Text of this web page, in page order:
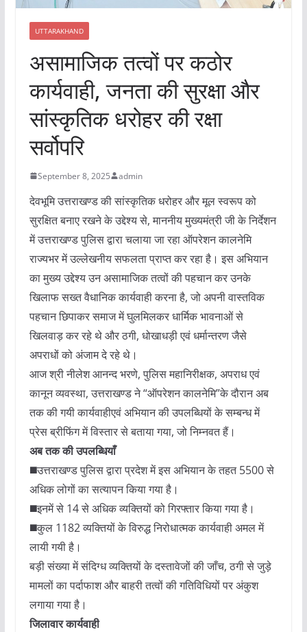
UTTARAKHAND
असामाजिक तत्वों पर कठोर
कार्यवाही, जनता की सुरक्षा और
सांस्कृतिक धरोहर की रक्षा
सर्वोपरि
September 8, 2025 admin
देवभूमि उत्तराखण्ड की सांस्कृतिक धरोहर और मूल स्वरूप को
सुरक्षित बनाए रखने के उद्देश्य से, माननीय मुख्यमंत्री जी के निर्देशन
में उत्तराखण्ड पुलिस द्वारा चलाया जा रहा ऑपरेशन कालनेमि
राज्यभर में उल्लेखनीय सफलता प्राप्त कर रहा है। इस अभियान
का मुख्य उद्देश्य उन असामाजिक तत्वों की पहचान कर उनके
खिलाफ सख्त वैधानिक कार्यवाही करना है, जो अपनी वास्तविक
पहचान छिपाकर समाज में घुलमिलकर धार्मिक भावनाओं से
खिलवाड़ कर रहे थे और ठगी, धोखाधड़ी एवं धर्मान्तरण जैसे
अपराधों को अंजाम दे रहे थे।
आज श्री नीलेश आनन्द भरणे, पुलिस महानिरीक्षक, अपराध एवं
कानून व्यवस्था, उत्तराखण्ड ने “ऑपरेशन कालनेमि”के दौरान अब
तक की गयी कार्यवाहीएवं अभियान की उपलब्धियों के सम्बन्ध में
प्रेस ब्रीफिंग में विस्तार से बताया गया, जो निम्नवत हैं।
अब तक की उपलब्धियाँ
◼️उत्तराखण्ड पुलिस द्वारा प्रदेश में इस अभियान के तहत 5500 से
अधिक लोगों का सत्यापन किया गया है।
◼️इनमें से 14 से अधिक व्यक्तियों को गिरफ्तार किया गया है।
◼️कुल 1182 व्यक्तियों के विरुद्ध निरोधात्मक कार्यवाही अमल में
लायी गयी है।
बड़ी संख्या में संदिग्ध व्यक्तियों के दस्तावेजों की जाँच, ठगी से जुड़े
मामलों का पर्दाफाश और बाहरी तत्वों की गतिविधियों पर अंकुश
लगाया गया है।
जिलावार कार्यवाही